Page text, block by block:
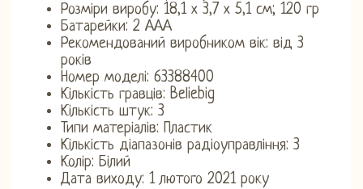
Розміри виробу: 18,1 х 3,7 х 5,1 см; 120 гр
Батарейки: 2 ААА
Рекомендований виробником вік: від 3
років
Номер моделі: 63388400
Кількість гравців: Beliebig
Кількість штук: 3
Типи матеріалів: Пластик
Кількість діапазонів радіоуправління: 3
Колір: Білий
Дата виходу: 1 лютого 2021 року